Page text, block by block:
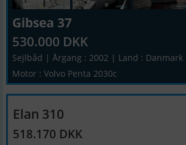
Gibsea 37
530.000 DKK
Sejlbåd | Årgang : 2002 | Land : Danmark
Motor : Volvo Penta 2030c
Elan 310
518.170 DKK